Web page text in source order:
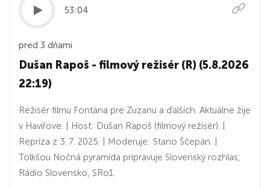
53:04
pred 3 dňami
Dušan Rapoš - filmový režisér (R) (5.8.2026
22:19)
Režisér filmu Fontána pre Zuzanu a ďalších. Aktuálne žije
v Havířove. | Hosť: Dušan Rapoš (filmový režisér). |
Repríza z 3. 7. 2025. | Moderuje: Stano Ščepán. |
Tolkšou Nočná pyramída pripravuje Slovenský rozhlas,
Rádio Slovensko, SRo1.